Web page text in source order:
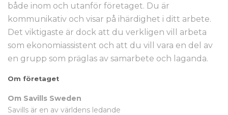
både inom och utanför företaget. Du är
kommunikativ och visar på ihärdighet i ditt arbete.
Det viktigaste är dock att du verkligen vill arbeta
som ekonomiassistent och att du vill vara en del av
en grupp som präglas av samarbete och laganda.
Om företaget
Om Savills Sweden
Savills är en av världens ledande